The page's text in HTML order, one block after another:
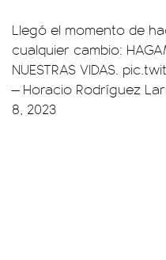
Llegó el momento de
cualquier cambio:
NUESTRAS VIDAS.
— Horacio Rodríguez
8, 2023